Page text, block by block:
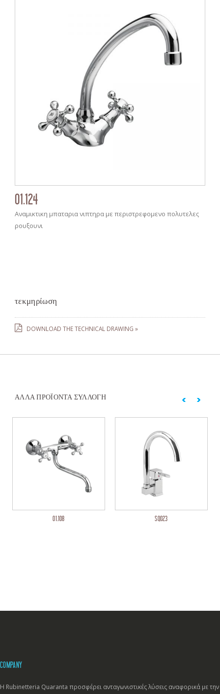
01.124
Αναμικτικη μπαταρια νιπτηρα με περιστρεφομενο πολυτελες
ρουξουνι
τεκμηρίωση
DOWNLOAD THE TECHNICAL DRAWING »
ΆΛΛΑ ΠΡΟΪΌΝΤΑ ΣΥΛΛΟΓΉ
01.108 SQ023
COMPANY
Η Rubinetteria Quaranta προσφέρει ανταγωνιστικές λύσεις αναφορικά με την